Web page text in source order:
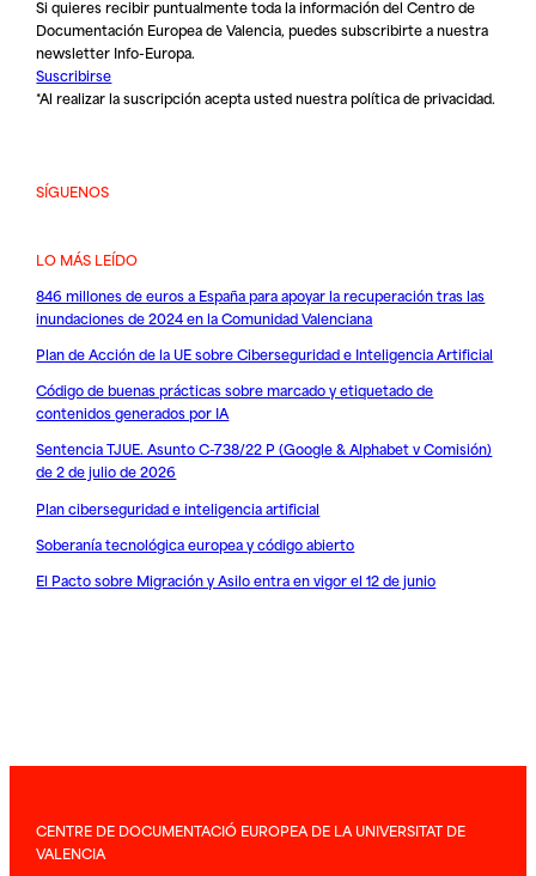
Si quieres recibir puntualmente toda la información del Centro de
Documentación Europea de Valencia, puedes subscribirte a nuestra
newsletter Info-Europa.
Suscribirse
*Al realizar la suscripción acepta usted nuestrapolítica de privacidad.
SÍGUENOS
LO MÁS LEÍDO
846 millones de euros a España para apoyar la recuperación tras las
inundaciones de 2024 en la Comunidad Valenciana
Plan de Acción de la UE sobre Ciberseguridad e Inteligencia Artificial
Código de buenas prácticas sobre marcado y etiquetado de
contenidos generados por IA
Sentencia TJUE. Asunto C-738/22 P (Google & Alphabet v Comisión)
de 2 de julio de 2026
Plan ciberseguridad e inteligencia artificial
Soberanía tecnológica europea y código abierto
El Pacto sobre Migración y Asilo entra en vigor el 12 de junio
CENTRE DE DOCUMENTACIÓ EUROPEA DE LA UNIVERSITAT DE
VALENCIA